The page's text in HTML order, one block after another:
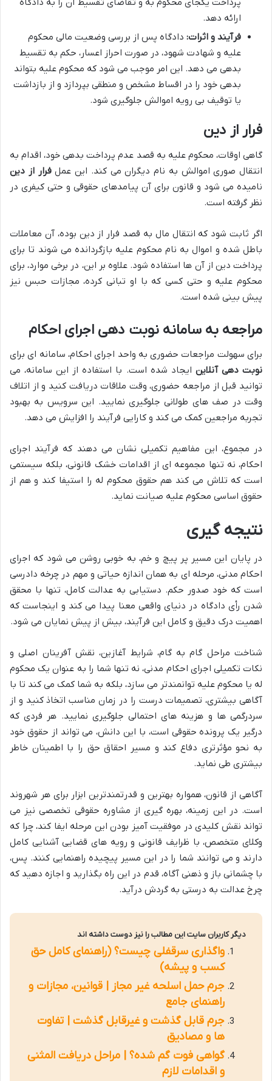
پرداخت یکجای محکوم به و تقاضای تقسیط آن را به دادگاه
ارائه دهد.
فرآیند و اثرات: دادگاه پس از بررسی وضعیت مالی محکوم
علیه و شهادت شهود، در صورت احراز اعسار، حکم به تقسیط
بدهی می دهد. این امر موجب می شود که محکوم علیه بتواند
بدهی خود را در اقساط مشخص و منطقی بپردازد و از بازداشت
یا توقیف بی رویه اموالش جلوگیری شود.
فرار از دین
گاهی اوقات، محکوم علیه به قصد عدم پرداخت بدهی خود، اقدام به
انتقال صوری اموالش به نام دیگران می کند. این عملفرار از دین
نامیده می شود و قانون برای آن پیامدهای حقوقی و حتی کیفری در
نظر گرفته است.
اگر ثابت شود که انتقال مال به قصد فرار از دین بوده، آن معاملات
باطل شده و اموال به نام محکوم علیه بازگردانده می شوند تا برای
پرداخت دین از آن ها استفاده شود. علاوه بر این، در برخی موارد، برای
محکوم علیه و حتی کسی که با او تبانی کرده، مجازات حبس نیز
پیش بینی شده است.
مراجعه به سامانه نوبت دهی اجرای احکام
برای سهولت مراجعات حضوری به واحد اجرای احکام، سامانه ای برای
نوبت دهی آنلاین ایجاد شده است. با استفاده از این سامانه، می
توانید قبل از مراجعه حضوری، وقت ملاقات دریافت کنید و از اتلاف
وقت در صف های طولانی جلوگیری نمایید. این سرویس به بهبود
تجربه مراجعین کمک می کند و کارایی فرآیند را افزایش می دهد.
در مجموع، این مفاهیم تکمیلی نشان می دهند که فرآیند اجرای
احکام، نه تنها مجموعه ای از اقدامات خشک قانونی، بلکه سیستمی
است که تلاش می کند هم حقوق محکوم له را استیفا کند و هم از
حقوق اساسی محکوم علیه صیانت نماید.
نتیجه گیری
در پایان این مسیر پر پیچ و خم، به خوبی روشن می شود که اجرای
احکام مدنی، مرحله ای به همان اندازه حیاتی و مهم در چرخه دادرسی
است که خود صدور حکم. دستیابی به عدالت کامل، تنها با محقق
شدن رأی دادگاه در دنیای واقعی معنا پیدا می کند و اینجاست که
اهمیت درک دقیق و کامل این فرآیند، بیش از پیش نمایان می شود.
شناخت مراحل گام به گام، شرایط آغازین، نقش آفرینان اصلی و
نکات تکمیلی اجرای احکام مدنی، نه تنها شما را به عنوان یک محکوم
له یا محکوم علیه توانمندتر می سازد، بلکه به شما کمک می کند تا با
آگاهی بیشتری، تصمیمات درست را در زمان مناسب اتخاذ کنید و از
سردرگمی ها و هزینه های احتمالی جلوگیری نمایید. هر فردی که
درگیر یک پرونده حقوقی است، با این دانش، می تواند از حقوق خود
به نحو مؤثرتری دفاع کند و مسیر احقاق حق را با اطمینان خاطر
بیشتری طی نماید.
آگاهی از قانون، همواره بهترین و قدرتمندترین ابزار برای هر شهروند
است. در این زمینه، بهره گیری از مشاوره حقوقی تخصصی نیز می
تواند نقش کلیدی در موفقیت آمیز بودن این مرحله ایفا کند، چرا که
وکلای متخصص، با ظرایف قانونی و رویه های قضایی آشنایی کامل
دارند و می توانند شما را در این مسیر پیچیده راهنمایی کنند. پس،
با چشمانی باز و ذهنی آگاه، قدم در این راه بگذارید و اجازه دهید که
چرخ عدالت به درستی به گردش درآید.
دیگر کاربران سایت این مطالب را نیز دوست داشته اند
واگذاری سرقفلی چیست؟ (راهنمای کامل حق
کسب و پیشه)
جرم حمل اسلحه غیر مجاز | قوانین، مجازات و
راهنمای جامع
جرم قابل گذشت و غیرقابل گذشت | تفاوت
ها و مصادیق
گواهی فوت گم شده؟ | مراحل دریافت المثنی
و اقدامات لازم